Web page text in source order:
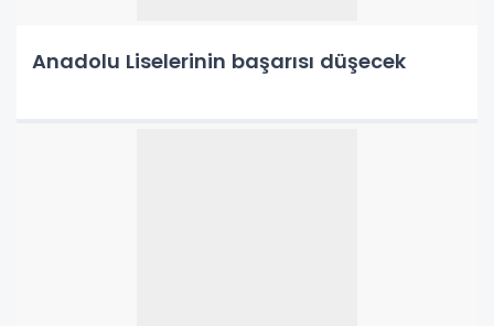
Anadolu Liselerinin başarısı düşecek